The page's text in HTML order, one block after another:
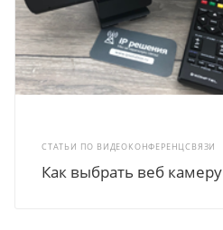
СТАТЬИ ПО ВИДЕОКОНФЕРЕНЦСВЯЗИ
Как выбрать веб камеру